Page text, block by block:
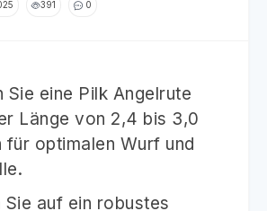
391 0
Sie eine Pilk Angelrute
Länge von 2,4 bis 3,0
für optimalen Wurf und
Sie auf ein robustes